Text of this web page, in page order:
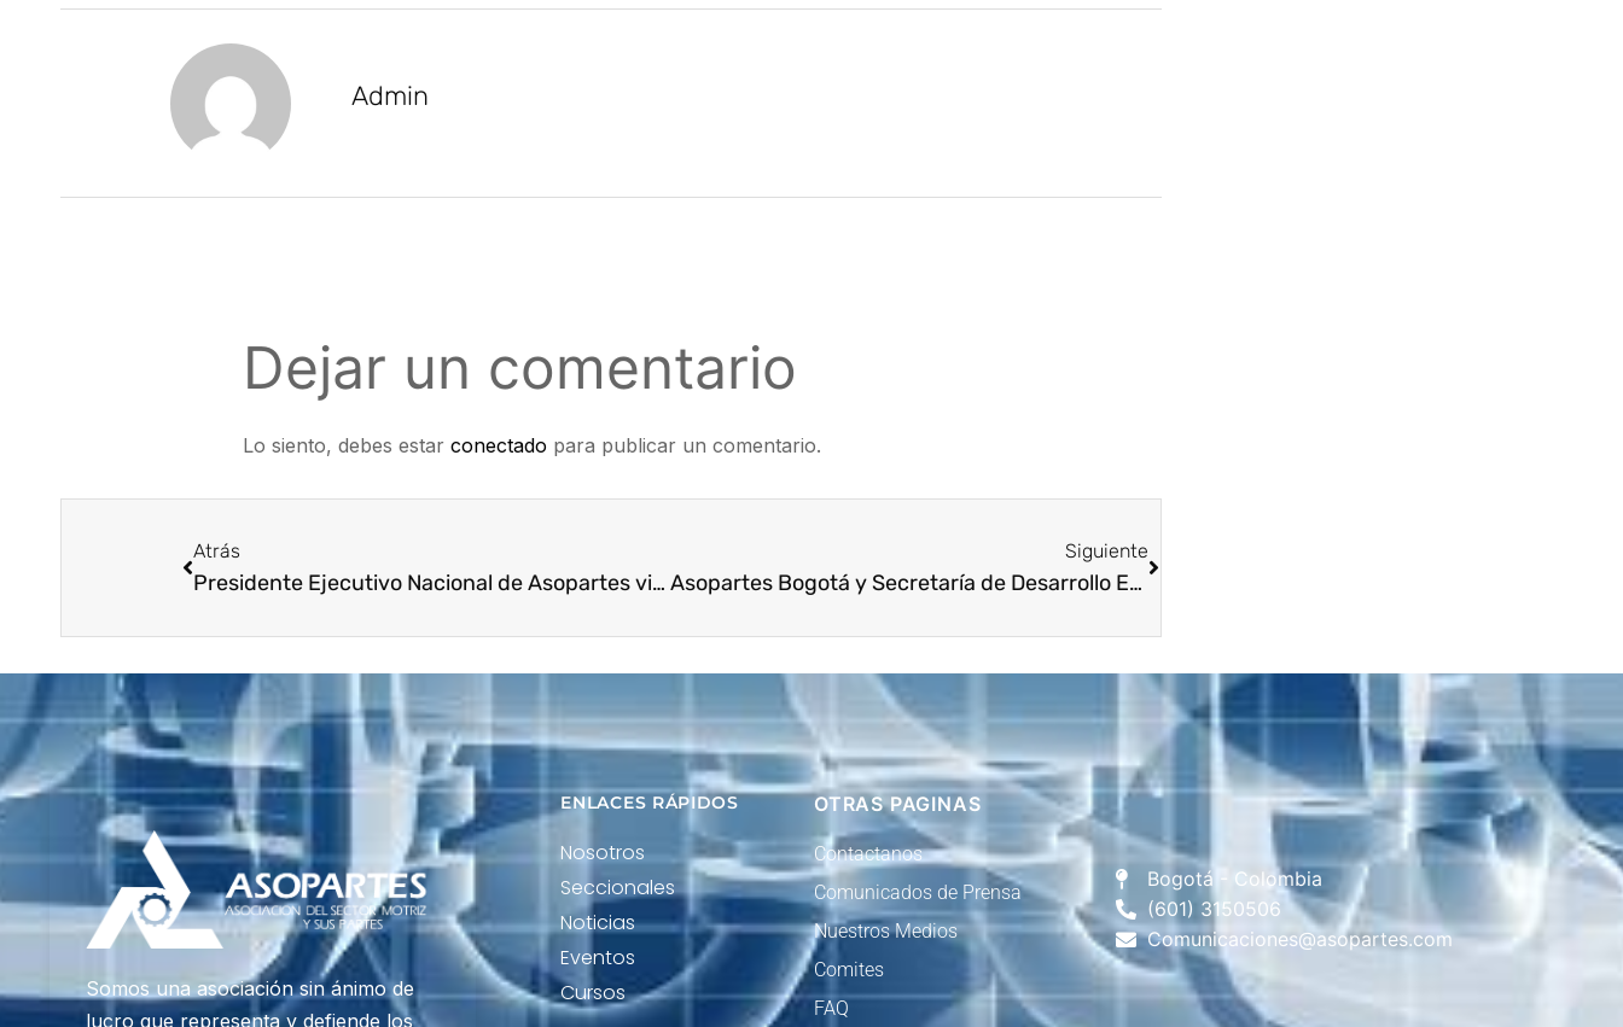
Admin
Dejar un comentario
Lo siento, debes estar conectado para publicar un comentario.
Atrás
Presidente Ejecutivo Nacional de Asopartes visita a MKF
Siguiente
Asopartes Bogotá y Secretaría de Desarrollo Económico de Bogotá establecen compromisos para una mayor participación en los programas del gobierno distrital
Somos una asociación sin ánimo de
lucro que representa y defiende los
ENLACES RÁPIDOS
Nosotros
Seccionales
Noticias
Eventos
Cursos
OTRAS PAGINAS
Contactanos
Comunicados de Prensa
Nuestros Medios
Comites
FAQ
Bogotá - Colombia
(601) 3150506
Comunicaciones@asopartes.com